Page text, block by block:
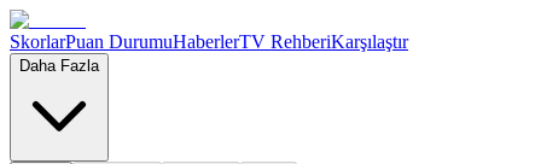
SkorlarPuan DurumuHaberlerTV RehberiKarşılaştır
Daha Fazla